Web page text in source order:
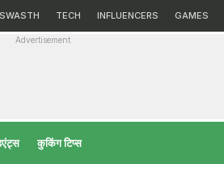
SWASTH TECH INFLUENCERS GAMES
Advertisement
कुकिंग टिप्स